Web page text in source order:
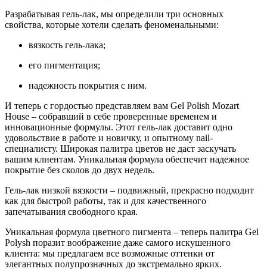
Разрабатывая гель-лак, мы определили три основных
свойства, которые хотели сделать феноменальными:
вязкость гель-лака;
его пигментация;
надежность покрытия с ним.
И теперь с гордостью представляем вам Gel Polish Mozart
House – собравший в себе проверенные временем и
инновационные формулы. Этот гель-лак доставит одно
удовольствие в работе и новичку, и опытному nail-
специалисту. Широкая палитра цветов не даст заскучать
вашим клиентам. Уникальная формула обеспечит надежное
покрытие без сколов до двух недель.
Гель-лак низкой вязкости – подвижный, прекрасно подходит
как для быстрой работы, так и для качественного
запечатывания свободного края.
Уникальная формула цветного пигмента – теперь палитра Gel
Polysh поразит воображение даже самого искушенного
клиента: мы предлагаем все возможные оттенки от
элегантных полупрозначных до экстремально ярких.